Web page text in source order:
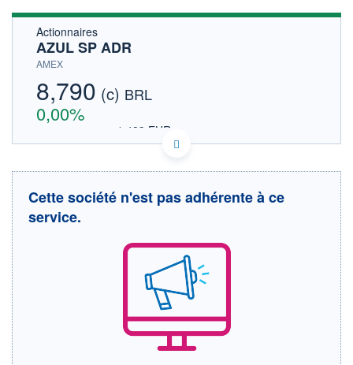
Actionnaires
AZUL SP ADR
AMEX
8,790 (c) BRL
0,00%
1,489 EUR
DONNÉES TEMPS DIFFÉRÉ
Cotation sur les autres places
8,790
+ BAS
0,000
CAPITAL ÉCHANGÉ
0,00%
CAPI.
BOURSIÈRE
8 255 MUSD
Cette société n'est pas adhérente à ce
service.